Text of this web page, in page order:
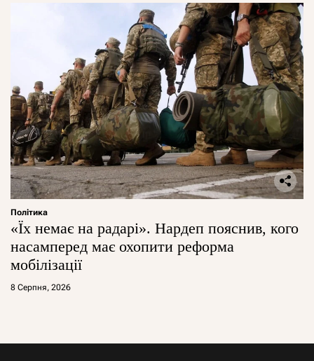
Політика
«Їх немає на радарі». Нардеп пояснив, кого
насамперед має охопити реформа
мобілізації
8 Серпня, 2026